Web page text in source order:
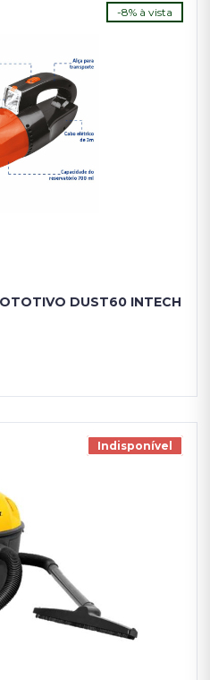
-8% à vista
DUST60 INTECH
Indisponível